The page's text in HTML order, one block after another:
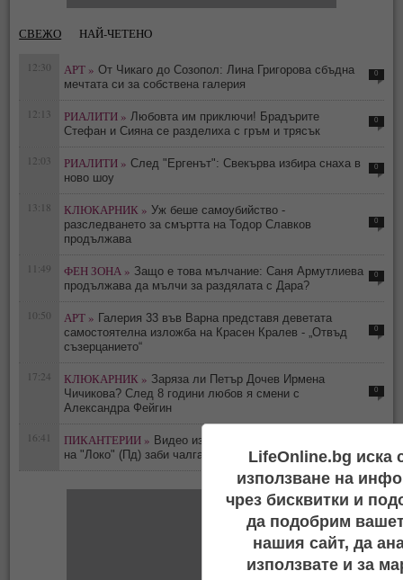
СВЕЖО НАЙ-ЧЕТЕНО
12:30 АРТ » От Чикаго до Созопол: Лина Григорова сбъдна
мечтата си за собствена галерия
0
12:13 РИАЛИТИ » Любовта им приключи! Брадърите
Стефан и Сияна се разделиха с гръм и трясък
0
12:03 РИАЛИТИ » След "Ергенът": Свекърва избира снаха в
ново шоу
0
13:18 КЛЮКАРНИК » Уж беше самоубийство -
разследването за смъртта на Тодор Славков
продължава
0
11:49 ФЕН ЗОНА » Защо е това мълчание: Саня Армутлиева
продължава да мълчи за раздялата с Дара?
0
10:50 АРТ » Галерия 33 във Варна представя деветата
самостоятелна изложба на Красен Кралев - „Отвъд
съзерцанието“
0
17:24 КЛЮКАРНИК » Заряза ли Петър Дочев Ирмена
Чичикова? След 8 години любов я смени с
Александра Фейгин
0
16:41 ПИКАНТЕРИИ » Видео издаде флирта им: Футболист
на "Локо" (Пд) заби чалгаджийката ИвайлаLifeOnline.bg иска
използване на
чрез бисквитки и
да подобрим
нашия сайт, да
използвате и за